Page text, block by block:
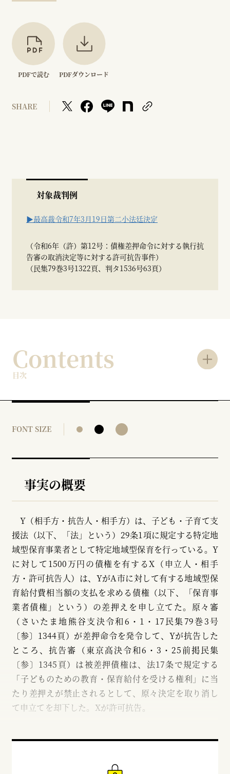
PDFで読む PDFダウンロード
SHARE
対象裁判例
▶最高裁令和7年3月19日第二小法廷決定
（令和6年（許）第12号：債権差押命令に対する執行抗
告審の取消決定等に対する許可抗告事件）
（民集79巻3号1322頁、判タ1536号63頁）
Contents
目次
FONT SIZE
事実の概要
Y（相手方・抗告人・相手方）は、子ども・子育て支
援法（以下、「法」という）29条1項に規定する特定地
域型保育事業者として特定地域型保育を行っている。Y
に対して1500万円の債権を有するX（申立人・相手
方・許可抗告人）は、YがA市に対して有する地域型保
育給付費相当額の支払を求める債権（以下、「保育事
業者債権」という）の差押えを申し立てた。原々審
（さいたま地熊谷支決令和6・1・17民集79巻3号
〔参〕1344頁）が差押命令を発令して、Yが抗告した
ところ、抗告審（東京高決令和6・3・25前掲民集
〔参〕1345頁）は被差押債権は、法17条で規定する
「子どものための教育・保育給付を受ける権利」に当
たり差押えが禁止されるとして、原々決定を取り消し
て申立てを却下した。Xが許可抗告。